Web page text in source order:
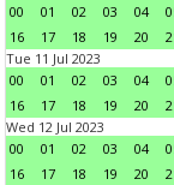
00
01 02 03 04
16
17 18 19 20
Tue 11 Jul 2023
00
01 02 03 04
16
17 18 19 20
Wed 12 Jul 2023
00
01 02 03 04
16
17 18 19 20